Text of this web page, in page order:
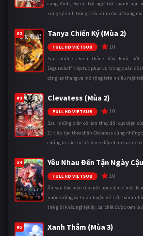
cung đình, Reirin bất ngờ trở thành nạn
sống ký sinh trong triều đình đã sử dụng
#2 Tanya Chiến Ký (Mùa 2)
FULL HD VIETSUB 10
Sau những chiến thắng đầy khốc liệt
Degurechaff tiếp tục phục vụ trong quân đội
càng leo thang và mở rộng trên nhiều mặt
#3 Clevatess (Mùa 2)
FULL HD VIETSUB 10
Sau những biến cố làm thay đổi cục diện
2) tiếp tục theo chân Clevatess cùng
chống lại các thế lực đang đẩy nhân loại đến
#4 Yêu Nhau Đến Tận Ngày
FULL HD VIETSUB 10
Ẩn sau bức màn của một học viện bí mật là
nuôi dưỡng và huấn luyện để trở thành
thế giới khắc nghiệt ấy, cái chết được xem là
#5 Xanh Thẳm (Mùa 3)